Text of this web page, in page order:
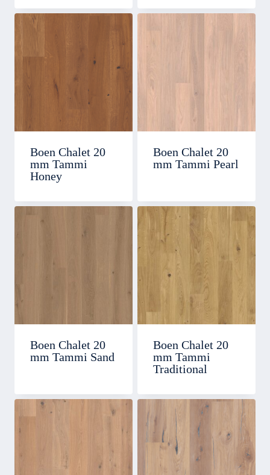
Boen Chalet 20
mm Tammi
Honey
Boen Chalet 20
mm Tammi Pearl
Boen Chalet 20
mm Tammi Sand
Boen Chalet 20
mm Tammi
Traditional